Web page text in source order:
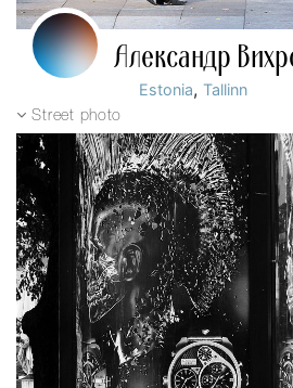
Александр
Estonia,Tallinn
Street photo